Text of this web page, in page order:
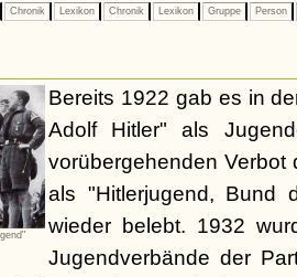
Chronik Lexikon Chronik Lexikon Gruppe Person
Bereits 1922 gab es in
Adolf Hitler" als
vorübergehenden Verbot
als "Hitlerjugend, Bund
wieder belebt. 1932
Jugendverbände der